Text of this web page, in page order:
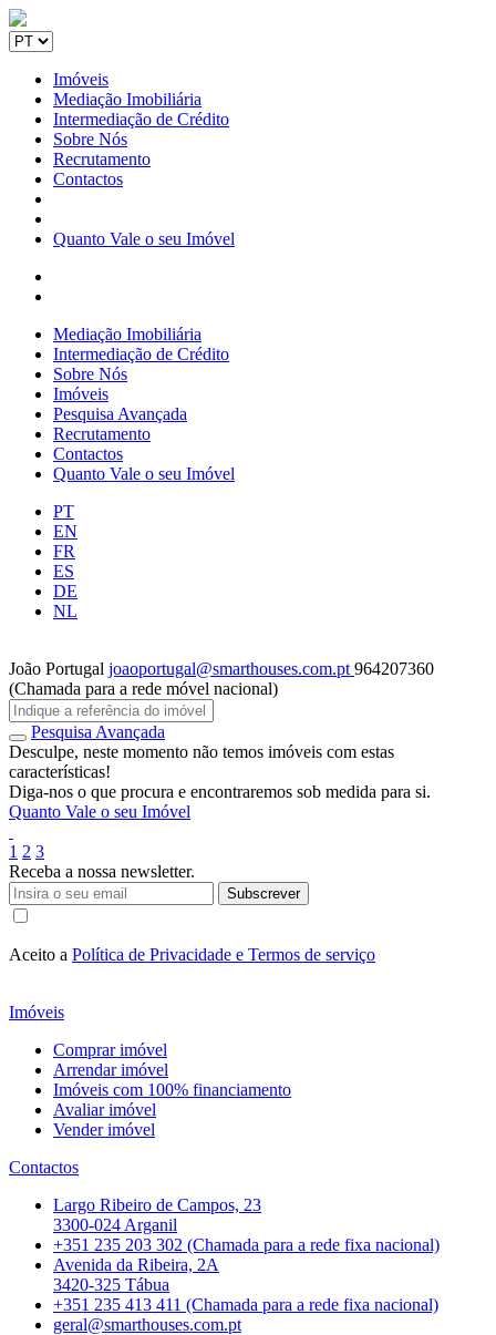
Imóveis
Mediação Imobiliária
Intermediação de Crédito
Sobre Nós
Recrutamento
Contactos
Quanto Vale o seu Imóvel
Mediação Imobiliária
Intermediação de Crédito
Sobre Nós
Imóveis
Pesquisa Avançada
Recrutamento
Contactos
Quanto Vale o seu Imóvel
PT
EN
FR
ES
DE
NL
João Portugal joaoportugal@smarthouses.com.pt 964207360
(Chamada para a rede móvel nacional)
Pesquisa Avançada
Desculpe, neste momento não temos imóveis com estas
características!
Diga-nos o que procura e encontraremos sob medida para si.
Quanto Vale o seu Imóvel
1 2 3
Receba a nossa newsletter.
Subscrever
Aceito a Política de Privacidade e Termos de serviço
Imóveis
Comprar imóvel
Arrendar imóvel
Imóveis com 100% financiamento
Avaliar imóvel
Vender imóvel
Contactos
Largo Ribeiro de Campos, 23
3300-024 Arganil
+351 235 203 302 (Chamada para a rede fixa nacional)
Avenida da Ribeira, 2A
3420-325 Tábua
+351 235 413 411 (Chamada para a rede fixa nacional)
geral@smarthouses.com.pt